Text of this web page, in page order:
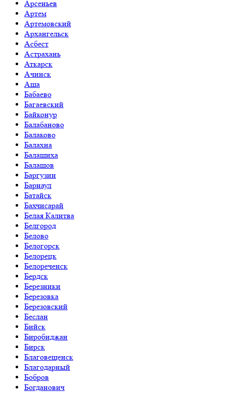
Арсеньев
Артем
Артемовский
Архангельск
Асбест
Астрахань
Аткарск
Ачинск
Аша
Бабаево
Багаевский
Байконур
Балабаново
Балаково
Балахна
Балашиха
Балашов
Баргузин
Барнаул
Батайск
Бахчисарай
Белая Калитва
Белгород
Белово
Белогорск
Белорецк
Белореченск
Бердск
Березники
Березовка
Березовский
Беслан
Бийск
Биробиджан
Бирск
Благовещенск
Благодарный
Бобров
Богданович